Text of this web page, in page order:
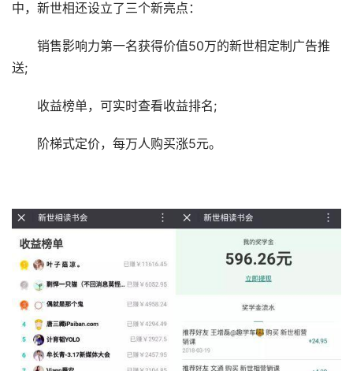
中，新世相还设立了三个新亮点：
销售影响力第一名获得价值50万的新世相定制广告推
送;
收益榜单，可实时查看收益排名;
阶梯式定价，每万人购买涨5元。